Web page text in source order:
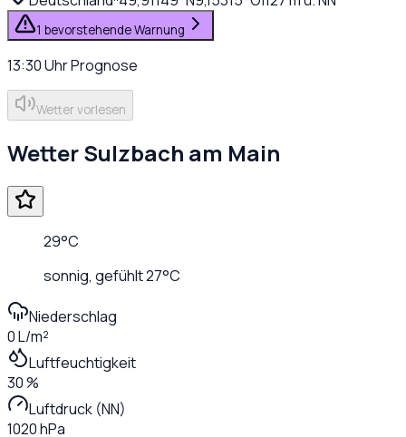
1 bevorstehende Warnung
13:30UhrPrognose
Wetter vorlesen
WetterSulzbach am Main
29°C
sonnig, gefühlt27°C
Niederschlag
0 L/m²
Luftfeuchtigkeit
30 %
Luftdruck (NN)
1020 hPa